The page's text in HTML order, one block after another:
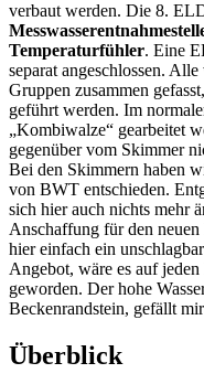
verbaut werden. Die 8.
Temperaturfühler. Eine
separat angeschlossen.
Gruppen zusammen
geführt werden. Im
„Kombiwalze“ gearbeitet
gegenüber vom Skimmer
Bei den Skimmern haben
von BWT entschieden.
sich hier auch nichts mehr
Anschaffung für den
hier einfach ein
Angebot, wäre es auf
geworden. Der hohe
Beckenrandstein, gefällt
Überblick